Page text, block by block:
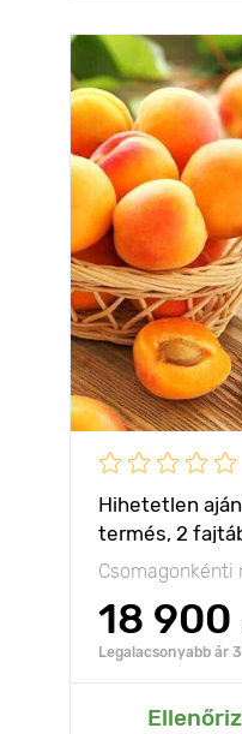
Hihetetlen
termés, 2
készlet
Csomagonkénti
18 900
Legalacsonyabb ár